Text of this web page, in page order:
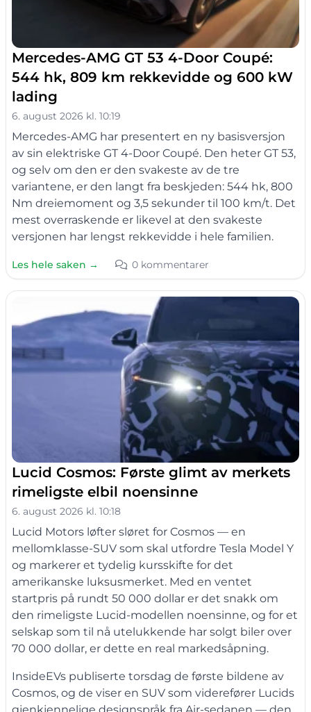
Mercedes-AMG GT 53 4-Door Coupé:
544 hk, 809 km rekkevidde og 600 kW
lading
6. august 2026 kl. 10:19
Mercedes-AMG har presentert en ny basisversjon
av sin elektriske GT 4-Door Coupé. Den heter GT 53,
og selv om den er den svakeste av de tre
variantene, er den langt fra beskjeden: 544 hk, 800
Nm dreiemoment og 3,5 sekunder til 100 km/t. Det
mest overraskende er likevel at den svakeste
versjonen har lengst rekkevidde i hele familien.
Les hele saken → 0 kommentarer
Lucid Cosmos: Første glimt av merkets
rimeligste elbil noensinne
6. august 2026 kl. 10:18
Lucid Motors løfter sløret for Cosmos — en
mellomklasse-SUV som skal utfordre Tesla Model Y
og markerer et tydelig kursskifte for det
amerikanske luksusmerket. Med en ventet
startpris på rundt 50 000 dollar er det snakk om
den rimeligste Lucid-modellen noensinne, og for et
selskap som til nå utelukkende har solgt biler over
70 000 dollar, er dette en real markedsåpning.
InsideEVs publiserte torsdag de første bildene av
Cosmos, og de viser en SUV som viderefører Lucids